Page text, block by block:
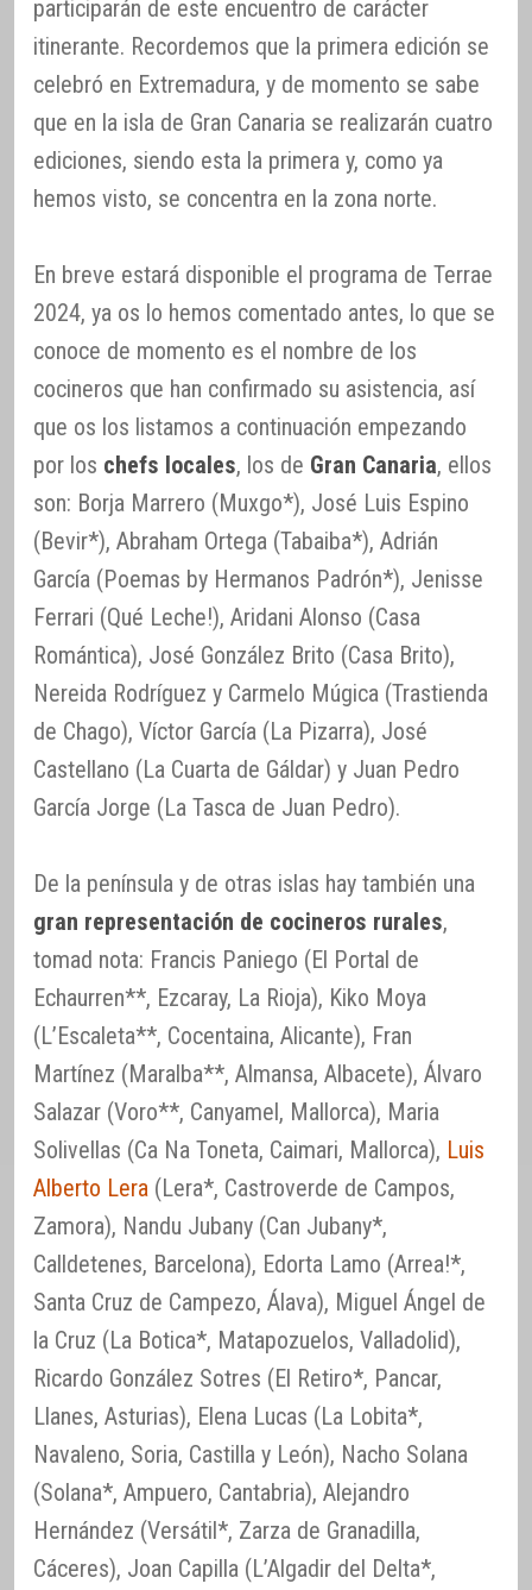
participarán de este encuentro de carácter
itinerante. Recordemos que la primera edición se
celebró en Extremadura, y de momento se sabe
que en la isla de Gran Canaria se realizarán cuatro
ediciones, siendo esta la primera y, como ya
hemos visto, se concentra en la zona norte.
En breve estará disponible el programa de Terrae
2024, ya os lo hemos comentado antes, lo que se
conoce de momento es el nombre de los
cocineros que han confirmado su asistencia, así
que os los listamos a continuación empezando
por los chefs locales, los de Gran Canaria, ellos
son: Borja Marrero (Muxgo*), José Luis Espino
(Bevir*), Abraham Ortega (Tabaiba*), Adrián
García (Poemas by Hermanos Padrón*), Jenisse
Ferrari (Qué Leche!), Aridani Alonso (Casa
Romántica), José González Brito (Casa Brito),
Nereida Rodríguez y Carmelo Múgica (Trastienda
de Chago), Víctor García (La Pizarra), José
Castellano (La Cuarta de Gáldar) y Juan Pedro
García Jorge (La Tasca de Juan Pedro).
De la península y de otras islas hay también una
gran representación de cocineros rurales,
tomad nota: Francis Paniego (El Portal de
Echaurren**, Ezcaray, La Rioja), Kiko Moya
(L’Escaleta**, Cocentaina, Alicante), Fran
Martínez (Maralba**, Almansa, Albacete), Álvaro
Salazar (Voro**, Canyamel, Mallorca), Maria
Solivellas (Ca Na Toneta, Caimari, Mallorca), Luis
Alberto Lera (Lera*, Castroverde de Campos,
Zamora), Nandu Jubany (Can Jubany*,
Calldetenes, Barcelona), Edorta Lamo (Arrea!*,
Santa Cruz de Campezo, Álava), Miguel Ángel de
la Cruz (La Botica*, Matapozuelos, Valladolid),
Ricardo González Sotres (El Retiro*, Pancar,
Llanes, Asturias), Elena Lucas (La Lobita*,
Navaleno, Soria, Castilla y León), Nacho Solana
(Solana*, Ampuero, Cantabria), Alejandro
Hernández (Versátil*, Zarza de Granadilla,
Cáceres), Joan Capilla (L’Algadir del Delta*,